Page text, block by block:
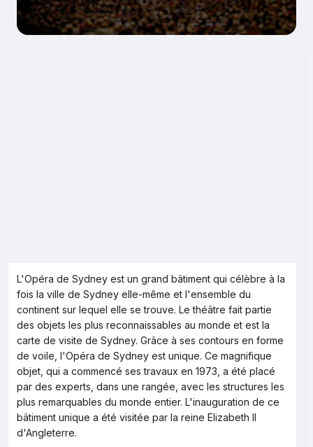
L'Opéra de Sydney est un grand bâtiment qui célèbre à la
fois la ville de Sydney elle-même et l'ensemble du
continent sur lequel elle se trouve. Le théâtre fait partie
des objets les plus reconnaissables au monde et est la
carte de visite de Sydney. Grâce à ses contours en forme
de voile, l'Opéra de Sydney est unique. Ce magnifique
objet, qui a commencé ses travaux en 1973, a été placé
par des experts, dans une rangée, avec les structures les
plus remarquables du monde entier. L'inauguration de ce
bâtiment unique a été visitée par la reine Elizabeth II
d'Angleterre.